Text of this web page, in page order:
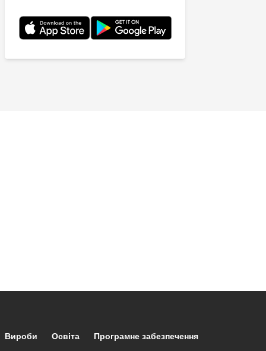
Footer main navigation
Вироби Освіта Програмне забезпечення